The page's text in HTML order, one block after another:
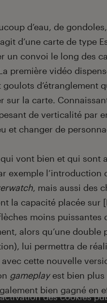
d’eau, de
d’une carte de type
un convoi le long des
première vidéo
d’étranglement
sur la carte.
de verticalité par
et changer de
vont bien et qui sont
exemple l’introduction
, mais aussi des
la capacité placée sur
moins puissantes
alors qu’une double
lui permettra de
cette nouvelle
gameplayest bien plus
bien gagné en
des cookies